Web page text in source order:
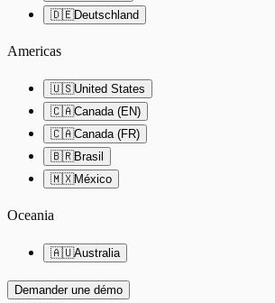
🇩🇪Deutschland
Americas
🇺🇸United States
🇨🇦Canada (EN)
🇨🇦Canada (FR)
🇧🇷Brasil
🇲🇽México
Oceania
🇦🇺Australia
Demander une démo